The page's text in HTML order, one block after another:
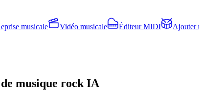
musicale Vidéo musicale Éditeur MIDI Ajouter
musique rock IA